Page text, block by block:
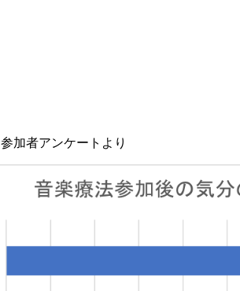
参加者アンケートより